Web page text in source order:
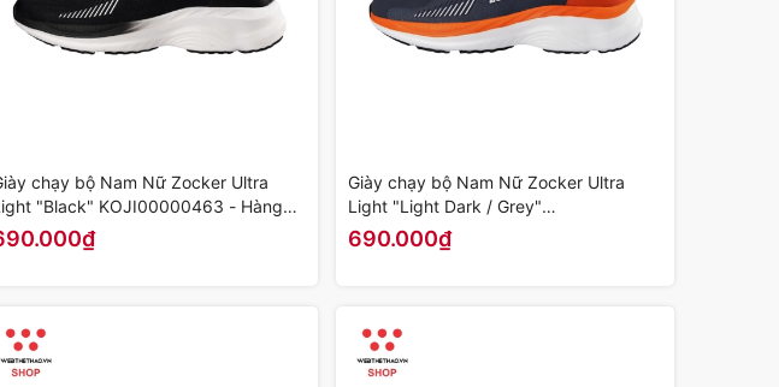
chạy bộ Nam Nữ Zocker Ultra
"Black" KOJI00000463 - Hàng
Hãng
Giày chạy bộ Nam Nữ Zocker Ultra
Light "Light Dark / Grey"
KOJI00000465 - Hàng Chính Hãng
690.000₫